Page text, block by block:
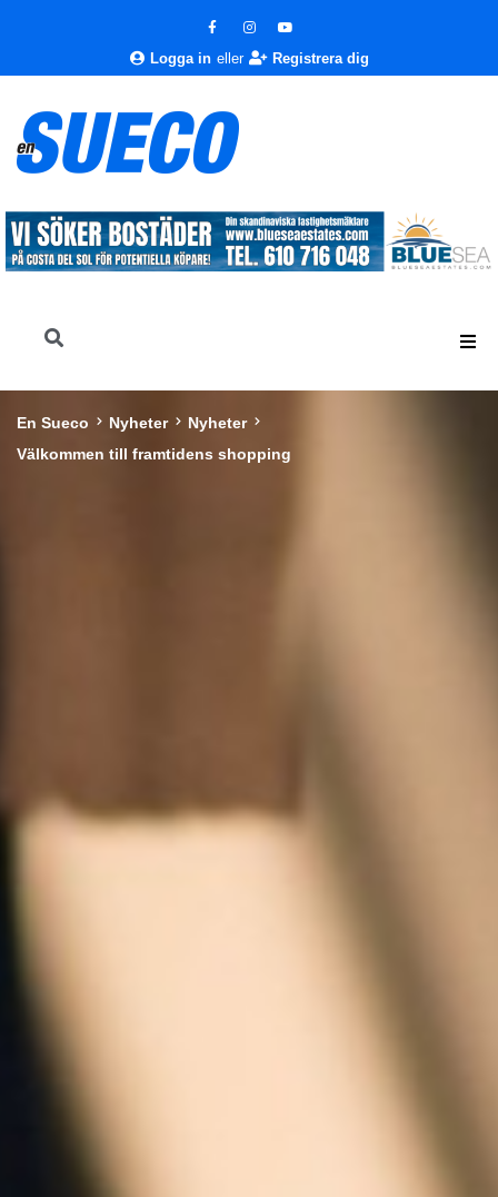
Logga in eller Registrera dig
En Sueco Nyheter
Nyheter
Välkommen till framtidens shopping